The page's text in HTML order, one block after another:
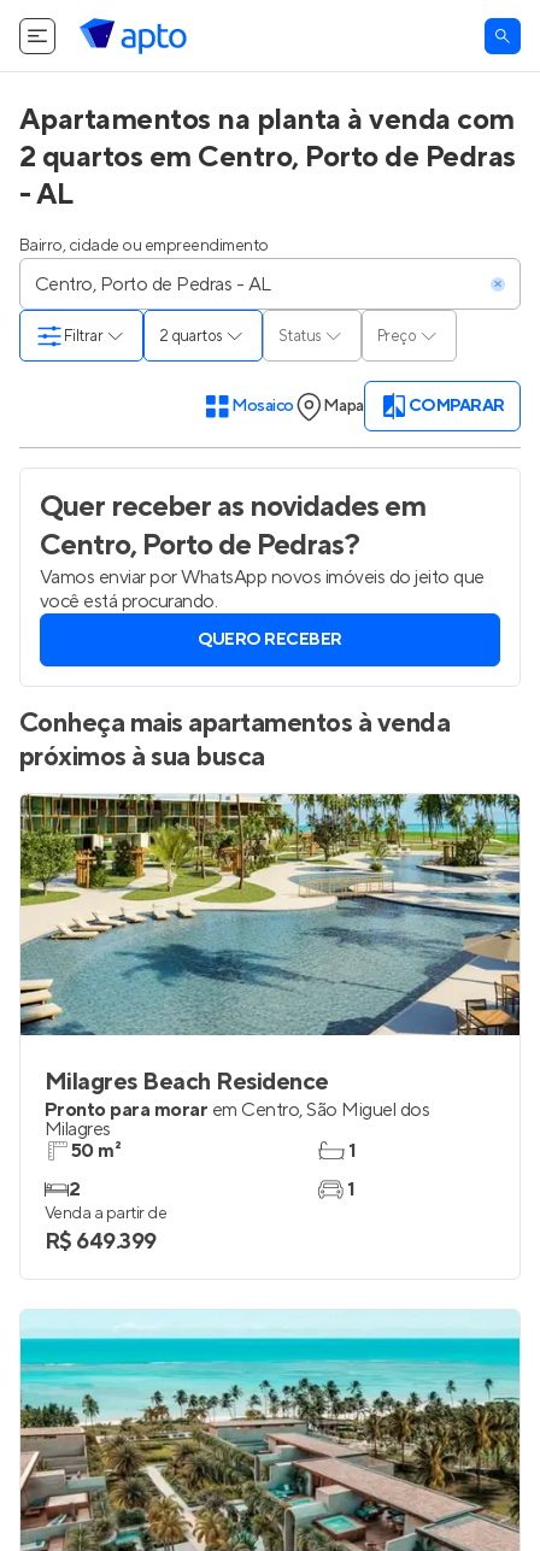
Apartamentos na planta à venda com
2 quartos em Centro, Porto de Pedras
- AL
Bairro, cidade ou empreendimento
2 quartos Status Preço
Filtrar
Mosaico Mapa COMPARAR
Quer receber as novidadesem
Centro, Porto de Pedras?
Vamos enviar por WhatsApp novos imóveis do jeito que
você está procurando.
QUERO RECEBER
Conheça mais apartamentos à venda
próximos à sua busca
Milagres Beach Residence
Pronto para morar em Centro,São Miguel dos
Milagres
50 m²
2
1
1
Venda a partir de
R$ 649.399